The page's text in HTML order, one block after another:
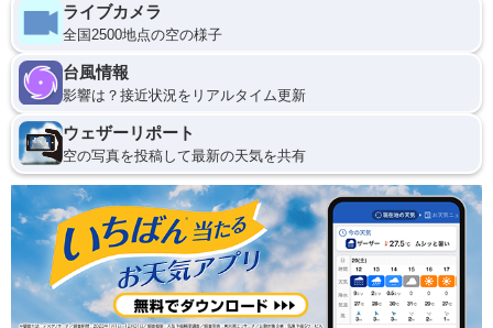
ライブカメラ
全国2500地点の空の様子
台風情報
影響は？接近状況をリアルタイム更新
ウェザーリポート
空の写真を投稿して最新の天気を共有